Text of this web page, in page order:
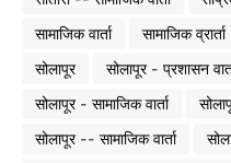
सामाजिक वार्ता
सामाजिक व्रार्ता
सोलापूर
सोलापूर - प्रशासन
सोलापूर - सामाजिक वार्ता
सोलापूर -- सामाजिक वार्ता